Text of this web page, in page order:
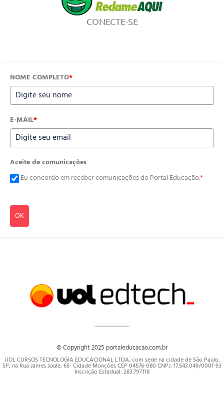
CONECTE-SE
NOME COMPLETO*
E-MAIL*
Aceite de comunicações
Eu concordo em receber comunicações do Portal Educação.*
OK
© Copyright 2025 portaleducacao.com.br
UOL CURSOS TECNOLOGIA EDUCACIONAL LTDA, com sede na cidade de São Paulo,
SP, na Rua James Joule, 65- Cidade Monções CEP 04576-080 CNPJ: 17.543.049/0001-93
Inscrição Estadual: 283.797.118